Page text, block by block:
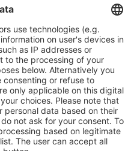
gratuită de anulare.
pentru utilizatorii
opţiuni: hoteluri, cabane,